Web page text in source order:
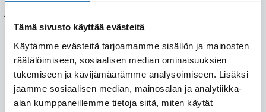
Tämä sivusto käyttää evästeitä
Käytämme evästeitä tarjoamamme sisällön ja mainosten
räätälöimiseen, sosiaalisen median ominaisuuksien
tukemiseen ja kävijämäärämme analysoimiseen. Lisäksi
jaamme sosiaalisen median, mainosalan ja analytiikka-
alan kumppaneillemme tietoja siitä, miten käytät
Sertifioitu ja mitattava laatu
Laatupolitiikkamme kattaa tuotteet, palvelut, projektit ja
koko toimitusketjun. Se koskee koko organisaatiota sekä
kumppaneita ja alihankkijoita. Toimimme ISO 9001 -